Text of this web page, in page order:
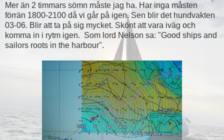
Mer än 2 timmars sömn måste jag ha. Har inga måsten
förrän 1800-2100 då vi går på igen. Sen blir det hundvakten
03-06. Blir att ta på sig mycket. Skönt att vara iväg och
komma in i rytm igen. Som lord Nelson sa: "Good ships and
sailors roots in the harbour".